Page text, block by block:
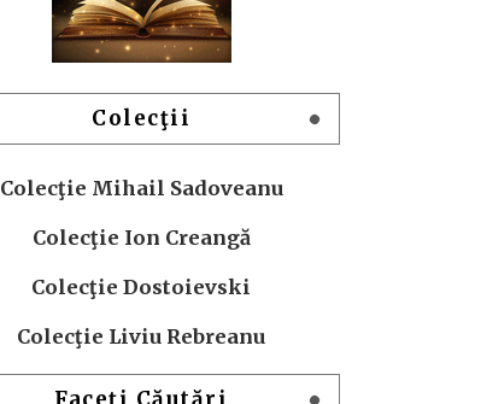
Colecţii
Colecţie Mihail Sadoveanu
Colecţie Ion Creangă
Colecţie Dostoievski
Colecţie Liviu Rebreanu